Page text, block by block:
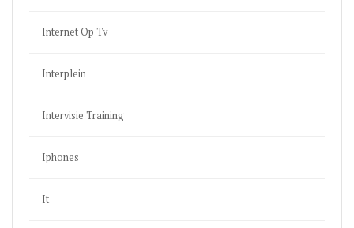
Internet Op Tv
Interplein
Intervisie Training
Iphones
It